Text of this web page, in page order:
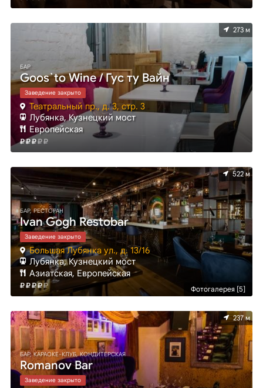
273 м
БАР
Goos`to Wine / Гус ту Вайн
Заведение закрыто
Театральный пр., д. 3, стр. 3
Лубянка, Кузнецкий мост
Европейская
Фотогалерея [5]
522 м
БАР, РЕСТОРАН
Ivan Gogh Restobar
Заведение закрыто
Большая Лубянка ул., д. 13/16
Лубянка, Кузнецкий мост
Азиатская, Европейская
237 м
БАР, КАРАОКЕ-КЛУБ, КОНДИТЕРСКАЯ
Romanov Bar
Заведение закрыто